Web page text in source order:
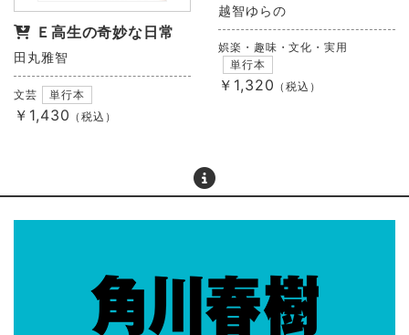
Ｅ高生の奇妙な日常
田丸雅智
文芸 単行本
￥1,430 （税込）
越智ゆらの
娯楽・趣味・文化・実用
単行本
￥1,320 （税込）